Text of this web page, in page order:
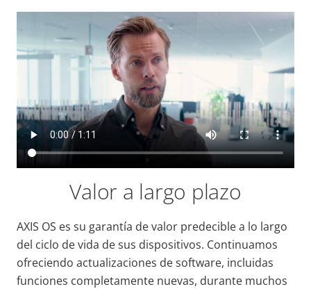
Valor a largo plazo
AXIS OS es su garantía de valor predecible a lo largo
del ciclo de vida de sus dispositivos. Continuamos
ofreciendo actualizaciones de software, incluidas
funciones completamente nuevas, durante muchos